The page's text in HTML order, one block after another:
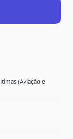
(Aviação e